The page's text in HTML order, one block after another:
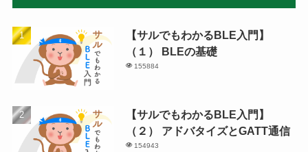
【サルでもわかるBLE入門】
（１） BLEの基礎
155884
【サルでもわかるBLE入門】
（２） アドバタイズとGATT通信
154943